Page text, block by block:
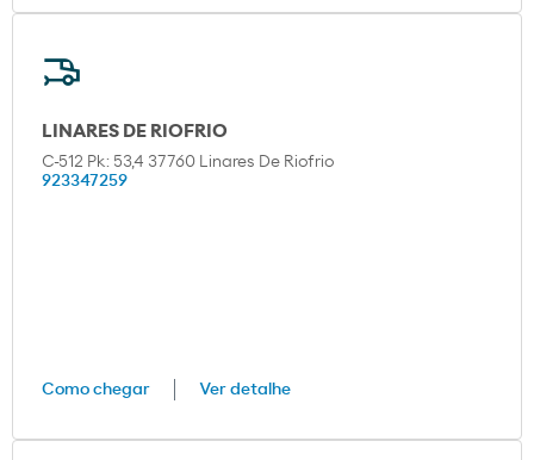
LINARES DE RIOFRIO
C-512 Pk: 53,4 37760 Linares De Riofrio
923347259
Como chegar Ver detalhe